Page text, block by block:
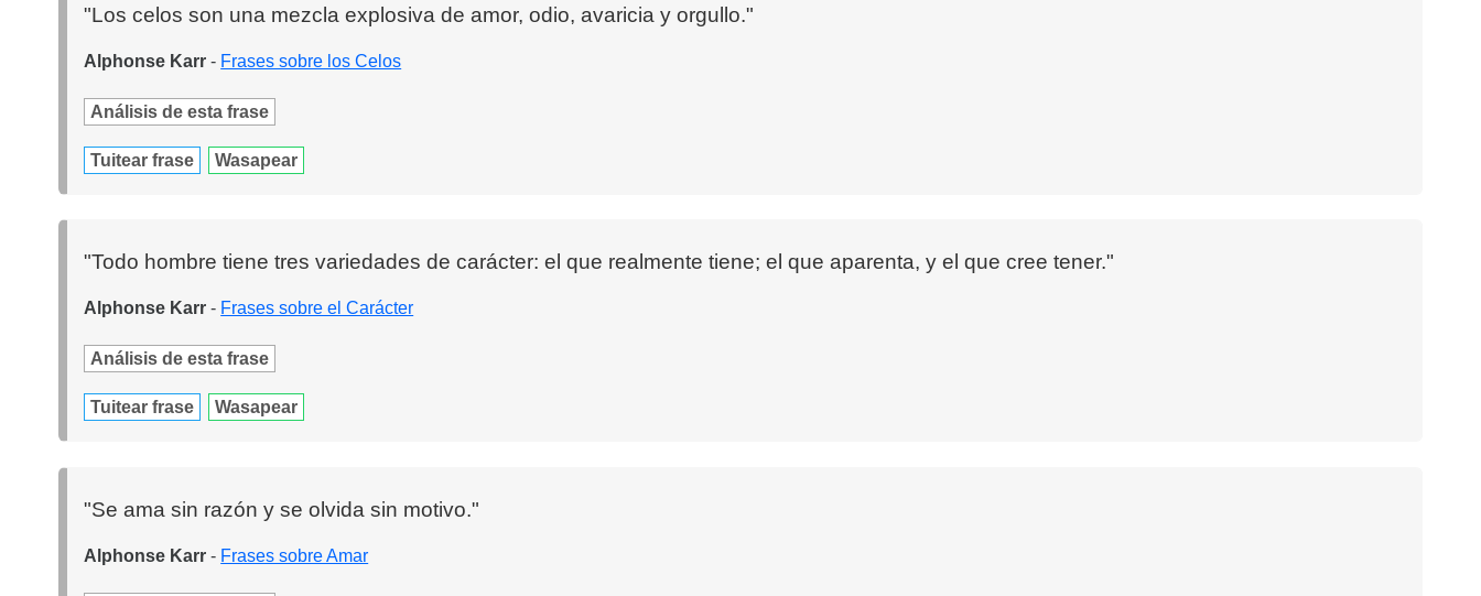
"Los celos son una mezcla explosiva de amor, odio, avaricia y orgullo."
Alphonse Karr - Frases sobre los Celos
Análisis de esta frase
Tuitear frase Wasapear
"Todo hombre tiene tres variedades de carácter: el que realmente tiene; el que aparenta, y el que cree tener."
Alphonse Karr - Frases sobre el Carácter
Análisis de esta frase
Tuitear frase Wasapear
"Se ama sin razón y se olvida sin motivo."
Alphonse Karr - Frases sobre Amar